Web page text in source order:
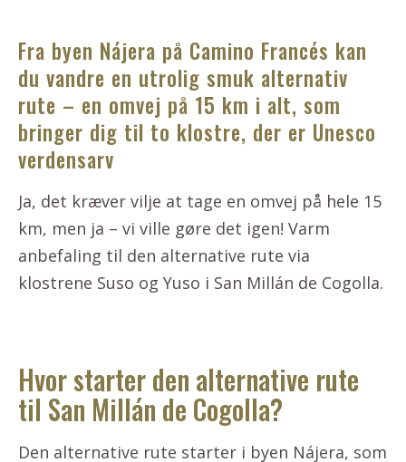
Fra byen Nájera på Camino Francés kan
du vandre en utrolig smuk alternativ
rute – en omvej på 15 km i alt, som
bringer dig til to klostre, der er Unesco
verdensarv
Ja, det kræver vilje at tage en omvej på hele 15
km, men ja – vi ville gøre det igen! Varm
anbefaling til den alternative rute via
klostrene Suso og Yuso i San Millán de Cogolla.
Hvor starter den alternative rute
til San Millán de Cogolla?
Den alternative rute starter i byen Nájera, som